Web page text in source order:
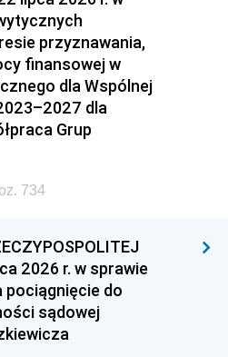
przyznawania,
finansowej w
dla Wspólnej
dla
Grup
734
2026 r. w sprawie
pociągnięcie do
sądowej